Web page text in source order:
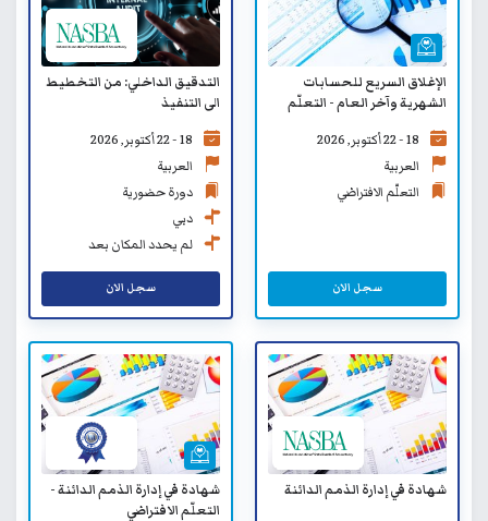
الإغلاق السريع للحسابات
الشهرية وآخر العام - التعلّم
18 - 22 أكتوبر, 2026
العربية
التعلّم الافتراضي
سجل الان
التدقيق الداخلي: من التخطيط
الى التنفيذ
18 - 22 أكتوبر, 2026
العربية
دورة حضورية
دبي
لم يحدد المكان بعد
سجل الان
شهادة في إدارة الذمم الدائنة
شهادة في إدارة الذمم الدائنة -
التعلّم الافتراضي